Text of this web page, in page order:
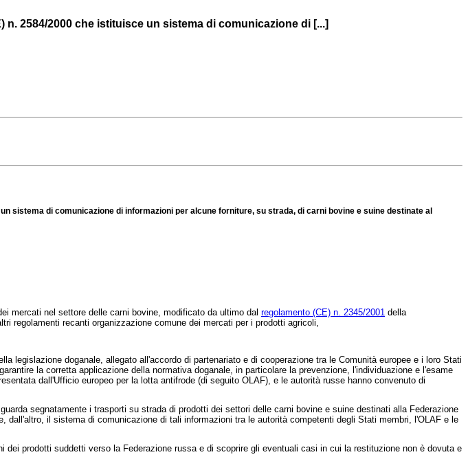
2584/2000 che istituisce un sistema di comunicazione di [...]
sistema di comunicazione di informazioni per alcune forniture, su strada, di carni bovine e suine destinate al
mercati nel settore delle carni bovine, modificato da ultimo dal regolamento (CE) n. 2345/2001 della
regolamenti recanti organizzazione comune dei mercati per i prodotti agricoli,
legislazione doganale, allegato all'accordo di partenariato e di cooperazione tra le Comunità europee e i loro Stati
la corretta applicazione della normativa doganale, in particolare la prevenzione, l'individuazione e l'esame
dall'Ufficio europeo per la lotta antifrode (di seguito OLAF), e le autorità russe hanno convenuto di
segnatamente i trasporti su strada di prodotti dei settori delle carni bovine e suine destinati alla Federazione
il sistema di comunicazione di tali informazioni tra le autorità competenti degli Stati membri, l'OLAF e le
prodotti suddetti verso la Federazione russa e di scoprire gli eventuali casi in cui la restituzione non è dovuta e